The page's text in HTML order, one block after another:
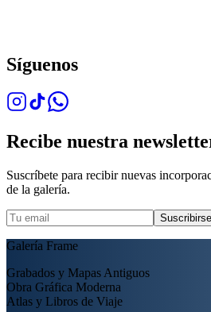
Síguenos
Recibe nuestra
Suscríbete para recibir nuevas
de la galería.
Suscribirse
Galería Frame
Grabados y Mapas Antiguos
Obra Gráfica Moderna
Atlas y Libros de Viaje